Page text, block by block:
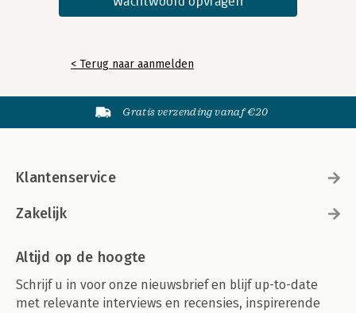
< Terug naar aanmelden
Gratis verzending vanaf €20
Klantenservice
Zakelijk
Altijd op de hoogte
Schrijf u in voor onze nieuwsbrief en blijf up-to-date
met relevante interviews en recensies, inspirerende